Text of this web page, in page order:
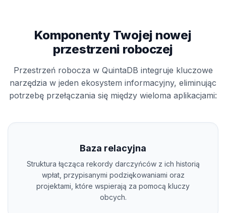
Komponenty Twojej nowej
przestrzeni roboczej
Przestrzeń robocza w QuintaDB integruje kluczowe
narzędzia w jeden ekosystem informacyjny, eliminując
potrzebę przełączania się między wieloma aplikacjami:
Baza relacyjna
Struktura łącząca rekordy darczyńców z ich historią
wpłat, przypisanymi podziękowaniami oraz
projektami, które wspierają za pomocą kluczy
obcych.